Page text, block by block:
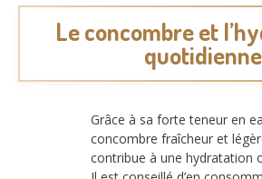
Le concombre et
quotidienne
Grâce à sa forte teneur en
concombre fraîcheur et
contribue à une hydratation